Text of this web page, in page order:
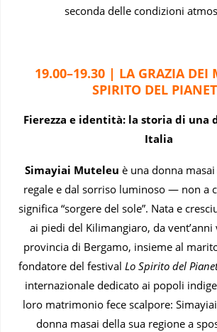
seconda delle condizioni
19.00–19.30 | LA GRAZIA DEI
SPIRITO DEL
Fierezza e identità: la storia di una
Italia
Simayiai Muteleu è una donna
regale e dal sorriso luminoso — non a
significa “sorgere del sole”. Nata e
ai piedi del Kilimangiaro, da
provincia di Bergamo, insieme al
fondatore del festival Lo Spirito del
internazionale dedicato ai popoli
loro matrimonio fece scalpore:
donna masai della sua regione a